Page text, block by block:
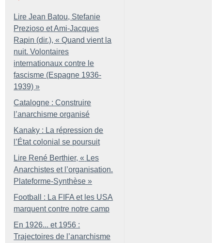
Lire Jean Batou, Stefanie
Prezioso et Ami-Jacques
Rapin (dir.), « Quand vient la
nuit. Volontaires
internationaux contre le
fascisme (Espagne 1936-
1939) »
Catalogne : Construire
l’anarchisme organisé
Kanaky : La répression de
l’État colonial se poursuit
Lire René Berthier, « Les
Anarchistes et l’organisation.
Plateforme-Synthèse »
Football : La FIFA et les USA
marquent contre notre camp
En 1926... et 1956 :
Trajectoires de l’anarchisme